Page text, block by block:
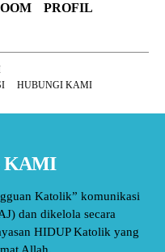
PROFIL
HUBUNGI KAMI
KAMI
Katolik” komunikasi
dan dikelola secara
HIDUP Katolik yang